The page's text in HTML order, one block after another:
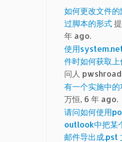
如何更改文件
过脚本的形式
年 ago.
使用
件时如何获取上
问人
有一个实施中
万恒, 6 年 ago.
请问如何使用
outlook中把某
邮件导出成.pst